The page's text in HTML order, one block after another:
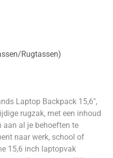
Rugtassen)
Laptop Backpack 15,6″,
rugzak, met een inhoud
aan al je behoeften te
naar werk, school of
15,6 inch laptopvak